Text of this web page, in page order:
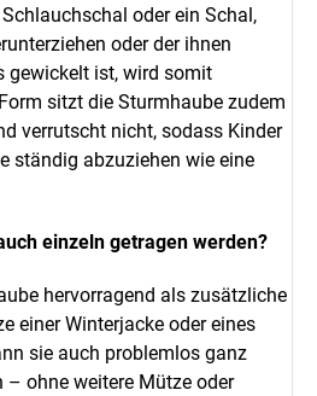
oder ein Schal,
oder der ihnen
gewickelt ist, wird somit
sitzt die Sturmhaube zudem
verrutscht nicht, sodass Kinder
ständig abzuziehen wie eine
einzeln getragen werden?
hervorragend als zusätzliche
einer Winterjacke oder eines
sie auch problemlos ganz
– ohne weitere Mütze oder